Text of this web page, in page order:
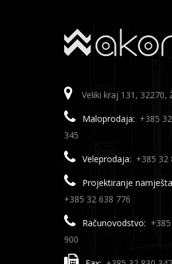
Veliki kraj 131, 32270,
Maloprodaja: +385
345
Veleprodaja: +385 32
Projektiranje
+385 32 638 776
Računovodstvo:
900